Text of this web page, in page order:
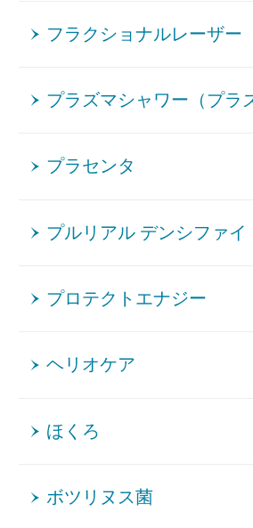
フラクショナルレーザー
プラズマシャワー（プラ
プラセンタ
プルリアル デンシファイ
プロテクトエナジー
ヘリオケア
ほくろ
ボツリヌス菌